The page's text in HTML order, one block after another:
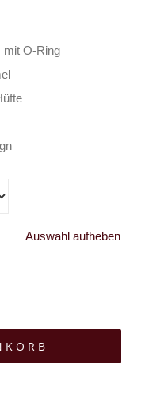
mit O-Ring
Auswahl aufheben